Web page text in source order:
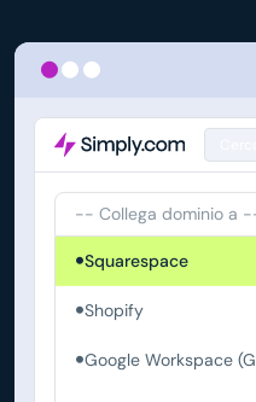
-- Collega dominio a
Squarespace
Shopify
Google Workspace